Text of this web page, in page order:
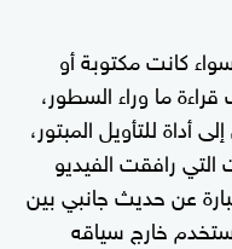
كانت مكتوبة أو
ما وراء السطور،
أداة للتأويل المبتور،
رافقت الفيديو
عن حديث جانبي بين
خارج سياقه